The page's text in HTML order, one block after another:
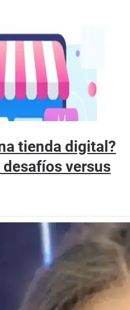
tienda digital?
versus